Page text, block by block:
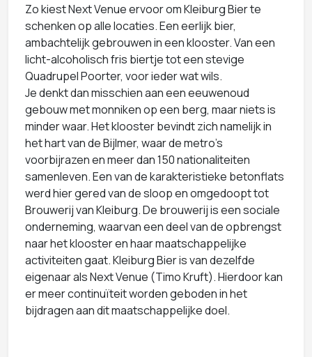
Zo kiest Next Venue ervoor om Kleiburg Bier te
schenken op alle locaties. Een eerlijk bier,
ambachtelijk gebrouwen in een klooster. Van een
licht-alcoholisch fris biertje tot een stevige
Quadrupel Poorter, voor ieder wat wils.
Je denkt dan misschien aan een eeuwenoud
gebouw met monniken op een berg, maar niets is
minder waar. Het klooster bevindt zich namelijk in
het hart van de Bijlmer, waar de metro’s
voorbijrazen en meer dan 150 nationaliteiten
samenleven. Een van de karakteristieke betonflats
werd hier gered van de sloop en omgedoopt tot
Brouwerij van Kleiburg. De brouwerij is een sociale
onderneming, waarvan een deel van de opbrengst
naar het klooster en haar maatschappelijke
activiteiten gaat. Kleiburg Bier is van dezelfde
eigenaar als Next Venue (Timo Kruft). Hierdoor kan
er meer continuïteit worden geboden in het
bijdragen aan dit maatschappelijke doel.